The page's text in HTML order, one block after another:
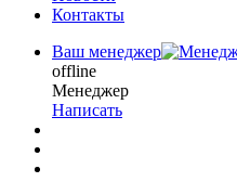
Контакты
Ваш менеджер
offline
Менеджер
Написать